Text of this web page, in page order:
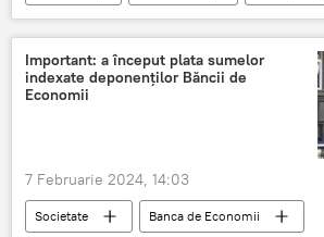
refuz
Maia Sandu
referendum
Codul electoral
opinii
Important: a început plata sumelor
indexate deponenților Băncii de
Economii
7 Februarie 2024, 14:03
Societate Banca de Economii